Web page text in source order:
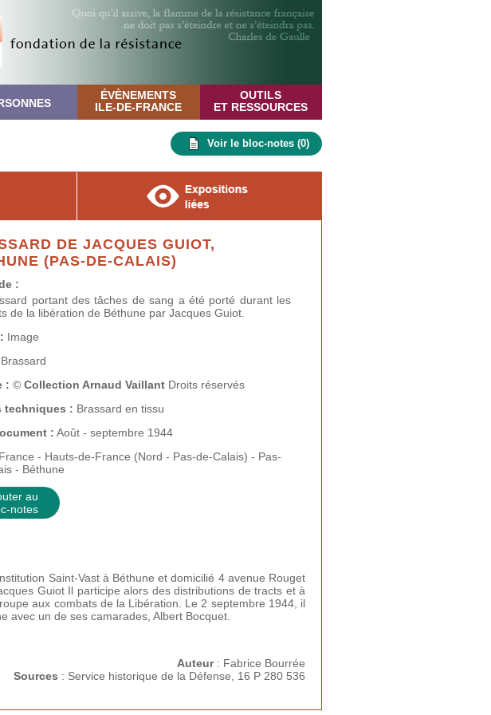
ÉVÈNEMENTS
ILE-DE-FRANCE
OUTILS
ET RESSOURCES
Voir le bloc-notes (0)
DE JACQUES GUIOT,
(PAS-DE-CALAIS)
:
portant des tâches de sang a été porté durant les
de la libération de Béthune par Jacques Guiot.
Image
Brassard
: © Collection Arnaud Vaillant Droits réservés
techniques : Brassard en tissu
: Août - septembre 1944
France - Hauts-de-France (Nord - Pas-de-Calais) - Pas-
- Béthune
au
notes
Saint-Vast à Béthune et domicilié 4 avenue Rouget
Guiot Il participe alors des distributions de tracts et à
aux combats de la Libération. Le 2 septembre 1944, il
avec un de ses camarades, Albert Bocquet.
Auteur: Fabrice Bourrée
Sources : Service historique de la Défense, 16 P 280 536